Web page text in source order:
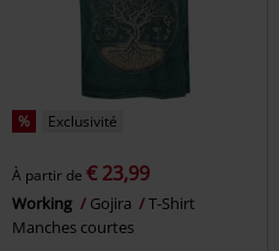
% Exclusivité
À partir de € 23,99
Working Gojira
T-Shirt
Manches courtes